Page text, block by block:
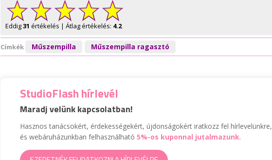
Eddig31 értékelés | Átlag értékelés: 4.2
Címkék Műszempilla Műszempilla ragasztó
StudioFlash hírlevél
Maradj velünk kapcsolatban!
Hasznos tanácsokért, érdekességekért, újdonságokért iratkozz fel hírlevelünkre,
és webáruházunkban felhasználható 5%-os kuponnal jutalmazunk.